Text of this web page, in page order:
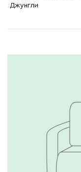
Джунгли ​